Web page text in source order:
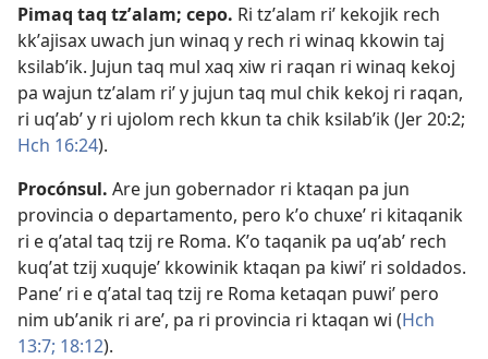
Pimaq taq tzʼalam; cepo. Ri tzʼalam riʼ kekojik rech
kkʼajisax uwach jun winaq y rech ri winaq kkowin taj
ksilabʼik. Jujun taq mul xaq xiw ri raqan ri winaq kekoj
pa wajun tzʼalam riʼ y jujun taq mul chik kekoj ri raqan,
ri uqʼabʼ y ri ujolom rech kkun ta chik ksilabʼik (Jer 20:2;
Hch 16:24).
Procónsul. Are jun gobernador ri ktaqan pa jun
provincia o departamento, pero kʼo chuxeʼ ri kitaqanik
ri e qʼatal taq tzij re Roma. Kʼo taqanik pa uqʼabʼ rech
kuqʼat tzij xuqujeʼ kkowinik ktaqan pa kiwiʼ ri soldados.
Paneʼ ri e qʼatal taq tzij re Roma ketaqan puwiʼ pero
nim ubʼanik ri areʼ, pa ri provincia ri ktaqan wi (Hch
13:7; 18:12).